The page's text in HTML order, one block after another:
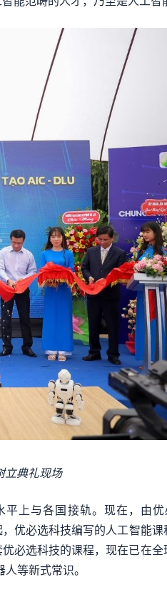
立典礼现场
上与各国接轨。现在，由
优必选科技编写的人工智能
必选科技的课程，现在已在
等新式常识。